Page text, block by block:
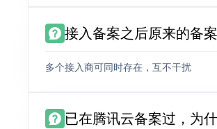
接入备案之后原来的备
多个接入商可同时存在，互不干扰
已在腾讯云备案过，为